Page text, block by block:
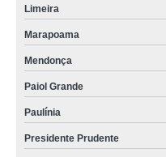
Limeira
Marapoama
Mendonça
Paiol Grande
Paulínia
Presidente Prudente